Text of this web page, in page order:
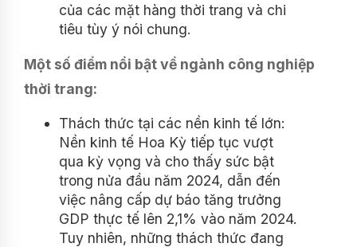
của các mặt hàng thời trang và chi
tiêu tùy ý nói chung.
Một số điểm nổi bật về ngành công nghiệp
thời trang:
Thách thức tại các nền kinh tế lớn:
Nền kinh tế Hoa Kỳ tiếp tục vượt
qua kỳ vọng và cho thấy sức bật
trong nửa đầu năm 2024, dẫn đến
việc nâng cấp dự báo tăng trưởng
GDP thực tế lên 2,1% vào năm 2024.
Tuy nhiên, những thách thức đang